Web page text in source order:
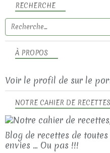
RECHERCHE
NOTRE CAHIER DE
Blog de recettes de
envies ... Ou pas !!!
À PROPOS
Voir le profil de sur le